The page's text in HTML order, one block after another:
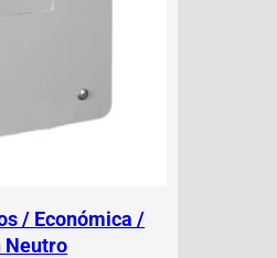
/ Económica /
Neutro